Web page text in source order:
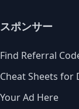
スポンサー
Find Referral
Cheat Sheets for
Your Ad Here